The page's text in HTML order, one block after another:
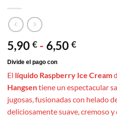
5,90 € - 6,50 €Rango
desde
5,90 €
hasta
6,50 €
El líquido Raspberry Ice Cream
Hangsentiene un espectacular
jugosas, fusionadas con helado
deliciosamente suave, cremoso y